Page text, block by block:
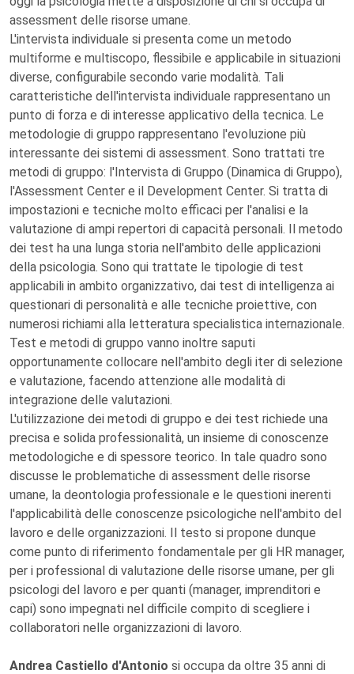
assessment delle risorse umane.
L'intervista individuale si presenta come un metodo
multiforme e multiscopo, flessibile e applicabile in situazioni
diverse, configurabile secondo varie modalità. Tali
caratteristiche dell'intervista individuale rappresentano un
punto di forza e di interesse applicativo della tecnica. Le
metodologie di gruppo rappresentano l'evoluzione più
interessante dei sistemi di assessment. Sono trattati tre
metodi di gruppo: l'Intervista di Gruppo (Dinamica di Gruppo),
l'Assessment Center e il Development Center. Si tratta di
impostazioni e tecniche molto efficaci per l'analisi e la
valutazione di ampi repertori di capacità personali. Il metodo
dei test ha una lunga storia nell'ambito delle applicazioni
della psicologia. Sono qui trattate le tipologie di test
applicabili in ambito organizzativo, dai test di intelligenza ai
questionari di personalità e alle tecniche proiettive, con
numerosi richiami alla letteratura specialistica internazionale.
Test e metodi di gruppo vanno inoltre saputi
opportunamente collocare nell'ambito degli iter di selezione
e valutazione, facendo attenzione alle modalità di
integrazione delle valutazioni.
L'utilizzazione dei metodi di gruppo e dei test richiede una
precisa e solida professionalità, un insieme di conoscenze
metodologiche e di spessore teorico. In tale quadro sono
discusse le problematiche di assessment delle risorse
umane, la deontologia professionale e le questioni inerenti
l'applicabilità delle conoscenze psicologiche nell'ambito del
lavoro e delle organizzazioni. Il testo si propone dunque
come punto di riferimento fondamentale per gli HR manager,
per i professional di valutazione delle risorse umane, per gli
psicologi del lavoro e per quanti (manager, imprenditori e
capi) sono impegnati nel difficile compito di scegliere i
collaboratori nelle organizzazioni di lavoro.
Andrea Castiello d'Antonio si occupa da oltre 35 anni di